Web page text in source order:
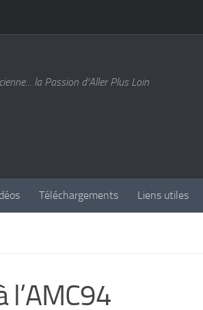
la Passion d'Aller Plus Loin
Téléchargements Liens utiles